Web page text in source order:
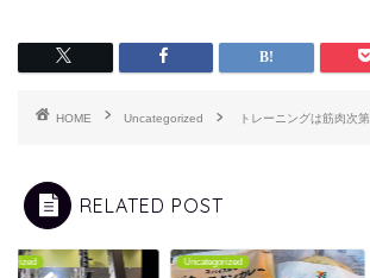
HOME Uncategorized トレーニングは筋肉次第
RELATED POST
Uncategorized